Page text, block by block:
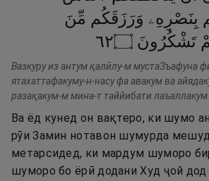
بِنَصْرِهِۦ وَرَزَقَكُم مِّنَ
تَشْكُرُونَ ۝٢٦
Вазкуру из антум қалӣлу-м мустаЗъафуна
ятахаттафакуму-н-насу фа авакум ва
разақакум-м мина-т таййибати лаъаллакум
Ва ёд кунед он вақтеро, ки шумо
рӯи Замин нотавон шумурда
метарсидед, ки мардум шуморо
шуморо бо ёрӣ додани Худ ҷой